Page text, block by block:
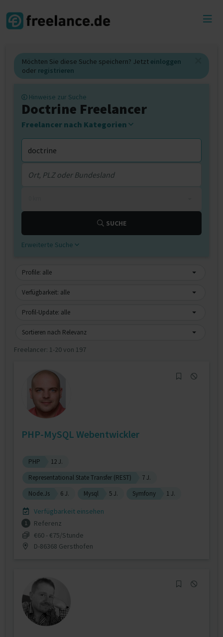
Möchten Sie diese Suche speichern? Jetzt einloggen
oder registrieren
Hinweise zur Suche
Doctrine Freelancer
Freelancer nach Kategorien
SUCHE
Erweiterte Suche
Profile: alle
Verfügbarkeit: alle
Profil-Update: alle
Sortieren nach Relevanz
Freelancer: 1-20 von 197
PHP-MySQL Webentwickler
PHP
12 J.
Representational State Transfer (REST)
7 J.
Node.Js
6 J. Mysql 5 J. Symfony 1 J.
Verfügbarkeit einsehen
1
Referenz
€60 - €75/Stunde
D-86368 Gersthofen